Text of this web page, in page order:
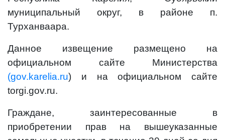
муниципальный округ, в районе п.
Турханваара.
Данное извещение размещено на
официальном сайте Министерства
(gov.karelia.ru) и на официальном сайте
torgi.gov.ru.
Граждане, заинтересованные в
приобретении прав на вышеуказанные